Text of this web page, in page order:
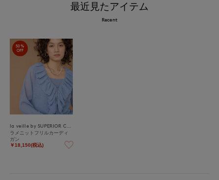
最近見たアイテム
Recent
50%
OFF
ラメニットフリルカーディ
ガン
￥18,150(税込)